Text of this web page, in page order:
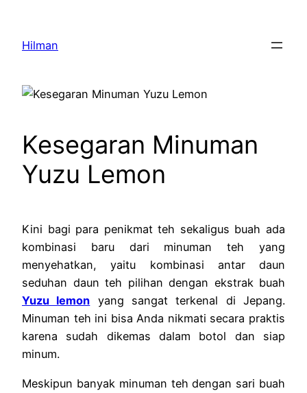
content
Hilman
Kesegaran Minuman
Yuzu Lemon
Kini bagi para penikmat teh sekaligus buah ada
kombinasi baru dari minuman teh yang
menyehatkan, yaitu kombinasi antar daun
seduhan daun teh pilihan dengan ekstrak buah
Yuzu lemon yang sangat terkenal di Jepang.
Minuman teh ini bisa Anda nikmati secara praktis
karena sudah dikemas dalam botol dan siap
minum.
Meskipun banyak minuman teh dengan sari buah